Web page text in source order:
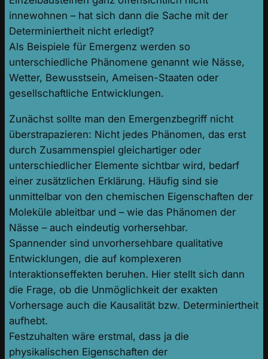
innewohnen – hat sich dann die Sache mit der
Determiniertheit nicht erledigt?
Als Beispiele für Emergenz werden so
unterschiedliche Phänomene genannt wie Nässe,
Wetter, Bewusstsein, Ameisen-Staaten oder
gesellschaftliche Entwicklungen.
Zunächst sollte man den Emergenzbegriff nicht
überstrapazieren: Nicht jedes Phänomen, das erst
durch Zusammenspiel gleichartiger oder
unterschiedlicher Elemente sichtbar wird, bedarf
einer zusätzlichen Erklärung. Häufig sind sie
unmittelbar von den chemischen Eigenschaften der
Moleküle ableitbar und – wie das Phänomen der
Nässe – auch eindeutig vorhersehbar.
Spannender sind unvorhersehbare qualitative
Entwicklungen, die auf komplexeren
Interaktionseffekten beruhen. Hier stellt sich dann
die Frage, ob die Unmöglichkeit der exakten
Vorhersage auch die Kausalität bzw. Determiniertheit
aufhebt.
Festzuhalten wäre erstmal, dass ja die
physikalischen Eigenschaften der